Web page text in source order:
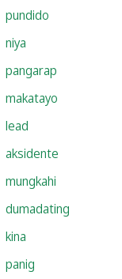
pundido
niya
pangarap
makatayo
lead
aksidente
mungkahi
dumadating
kina
panig